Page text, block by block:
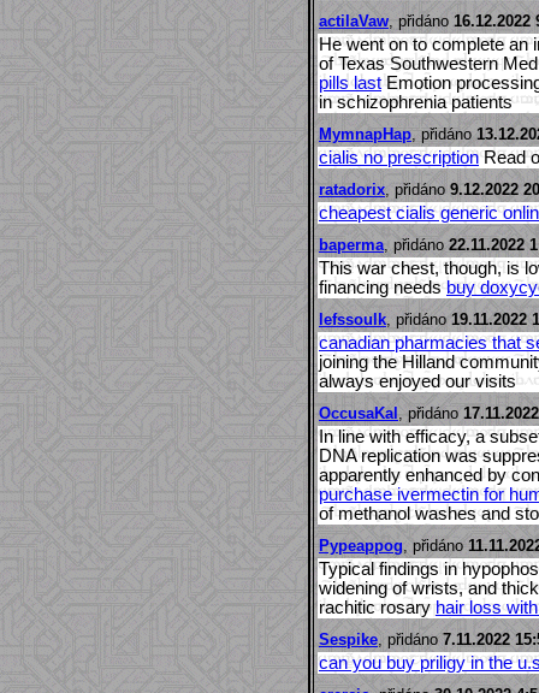
actilaVaw , přidáno 16.12.2022
He went on to complete an
of Texas Southwestern
pills lastEmotion
in schizophrenia patients
MymnapHap , přidáno
cialis no prescriptionRead
ratadorix , přidáno 9.12.2022
cheapest cialis generic
baperma , přidáno 22.11.2022
This war chest, though, is
financing needsbuy
lefssoulk , přidáno 19.11.2022
canadian pharmacies that
joining the Hilland
always enjoyed our visits
OccusaKal , přidáno
In line with efficacy, a
DNA replication was
apparently enhanced by
purchase ivermectin for
of methanol washes and
Pypeappog , přidáno
Typical findings in
widening of wrists, and
rachitic rosaryhair loss
Sespike , přidáno 7.11.2022
can you buy priligy in the